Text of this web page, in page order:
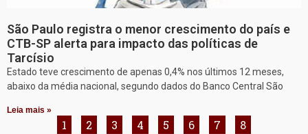
São Paulo registra o menor crescimento do país e
CTB-SP alerta para impacto das políticas de
Tarcísio
Estado teve crescimento de apenas 0,4% nos últimos 12 meses,
abaixo da média nacional, segundo dados do Banco Central São
Leia mais »
1 2 3 4 5 6 7 8